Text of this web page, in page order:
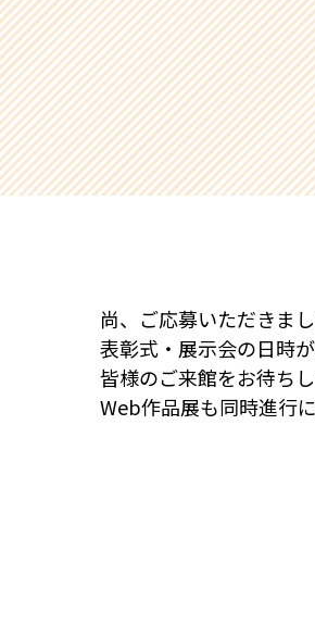
尚、ご応募いただきま
表彰式・展示会の日時
皆様のご来館をお待ちし
Web作品展も同時進行